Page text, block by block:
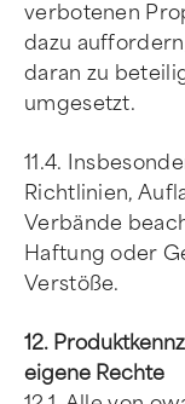
verbotenen
dazu
daran zu
umgesetzt.
11.4.
Richtlinien,
Verbände
Haftung oder
Verstöße.
12.
eigene Rechte